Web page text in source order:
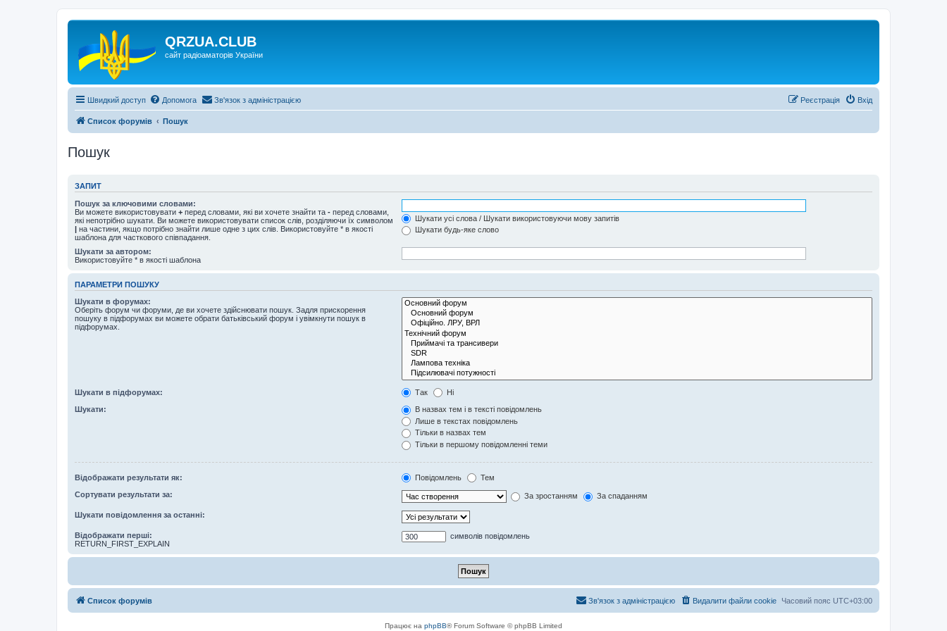
QRZUA.CLUB
сайт радіоаматорів України
Швидкий доступ Допомога Зв'язок з адміністрацією Вхід
Реєстрація
Список форумів Пошук
Пошук
ЗАПИТ
Пошук за ключовими словами:
Ви можете використовувати + перед словами, які ви хочете знайти та - перед словами,
які непотрібно шукати. Ви можете використовувати список слів, розділяючи їх символом
| на частини, якщо потрібно знайти лише одне з цих слів. Використовуйте * в якості
шаблона для часткового співпадання.
Шукати усі слова / Шукати використовуючи мову запитів
Шукати будь-яке слово
Шукати за автором:
Використовуйте * в якості шаблона
ПАРАМЕТРИ ПОШУКУ
Шукати в форумах:
Оберіть форум чи форуми, де ви хочете здійснювати пошук. Задля прискорення
пошуку в підфорумах ви можете обрати батьківський форум і увімкнути пошук в
підфорумах.
Шукати в підфорумах: Так Ні
Шукати:
В назвах тем і в тексті повідомлень
Лише в текстах повідомлень
Тільки в назвах тем
Тільки в першому повідомленні теми
Відображати результати як: Повідомлень Тем
Сортувати результати за: За зростанням За спаданням
Шукати повідомлення за останні:
Відображати перші:
RETURN_FIRST_EXPLAIN
символів повідомлень
Список форумів Часовий пояс UTC+03:00
Видалити файли cookie
Зв'язок з адміністрацією
Працює на phpBB® Forum Software © phpBB Limited